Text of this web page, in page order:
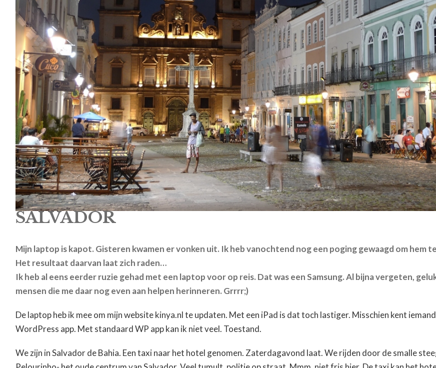
SALVADOR
Mijn laptop is kapot. Gisteren kwamen er vonken uit. Ik heb vanochtend nog een poging gewaagd om hem
Het resultaat daarvan laat zich raden…
Ik heb al eens eerder ruzie gehad met een laptop voor op reis. Dat was een Samsung. Al bijna vergeten,
mensen die me daar nog even aan helpen herinneren. Grrrr;)
De laptop heb ik mee om mijn website kinya.nl te updaten. Met een iPad is dat toch lastiger. Misschien kent
WordPress app. Met standaard WP app kan ik niet veel. Toestand.
We zijn in Salvador de Bahia. Een taxi naar het hotel genomen. Zaterdagavond laat. We rijden door de smalle